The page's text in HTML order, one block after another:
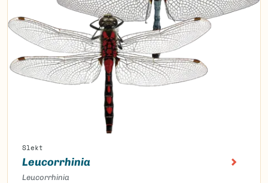
Slekt
Leucorrhinia
Leucorrhinia